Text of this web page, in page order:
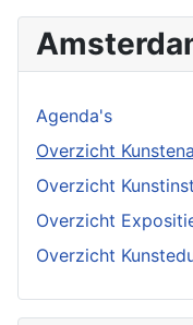
Agenda's
Overzicht
Overzicht
Overzicht
Overzicht